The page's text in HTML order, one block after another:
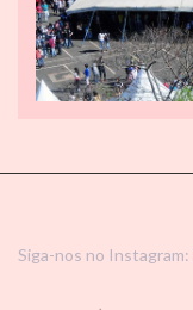
Siga-nos no Instagram: